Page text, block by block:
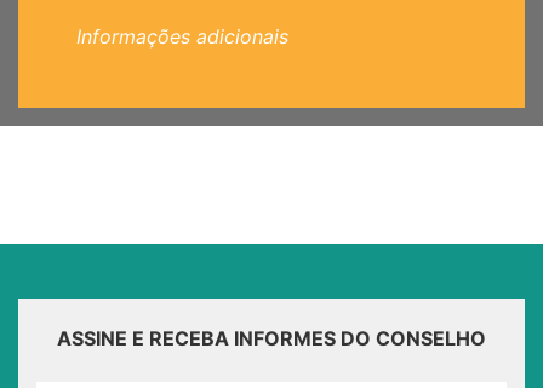
Informações adicionais
ASSINE E RECEBA INFORMES DO CONSELHO